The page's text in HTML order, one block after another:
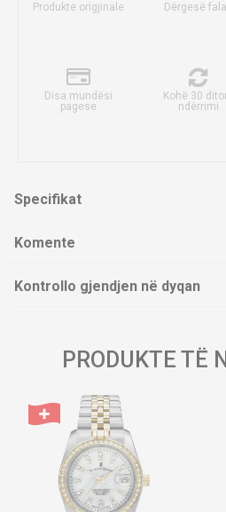
Produkte origjinale Dërgesë
Disa mundësi
pagese
Kohë 30
ndërrimi
Specifikat
Komente
Kontrollo gjendjen në dyqan
PRODUKTE TË